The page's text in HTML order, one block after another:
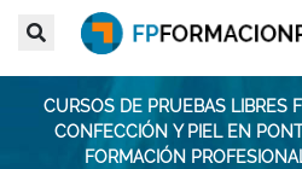
CURSOS DE PRUEBAS LIBRES
CONFECCIÓN Y PIEL EN
FORMACIÓN